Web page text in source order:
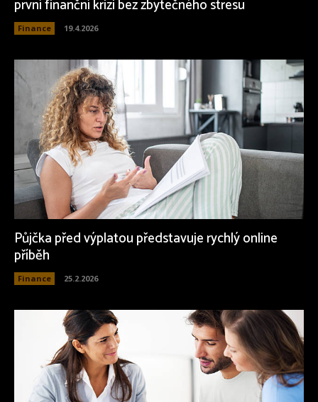
první finanční krizi bez zbytečného stresu
Finance 19.4.2026
Půjčka před výplatou představuje rychlý online
příběh
Finance 25.2.2026